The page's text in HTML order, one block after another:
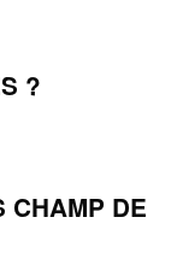
?
CHAMP DE